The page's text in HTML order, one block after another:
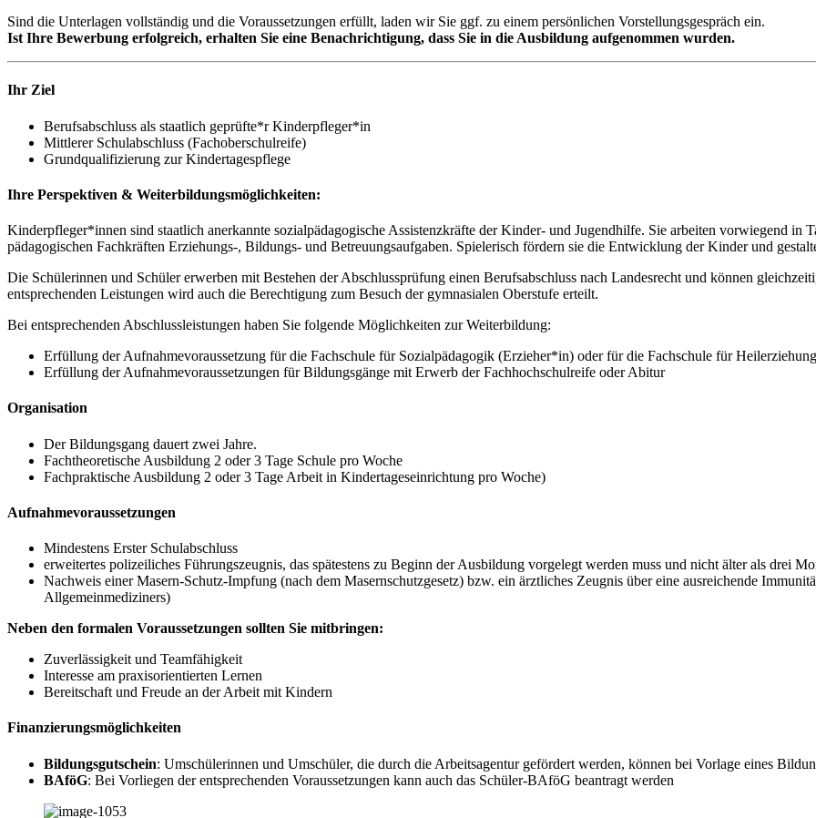
Sind die Unterlagen vollständig und die Voraussetzungen erfüllt, laden wir Sie ggf. zu einem persönlichen Vorstellungsgespräch ein.
Ist Ihre Bewerbung erfolgreich, erhalten Sie eine Benachrichtigung, dass Sie in die Ausbildung aufgenommen wurden.
Ihr Ziel
Berufsabschluss als staatlich geprüfte*r Kinderpfleger*in
Mittlerer Schulabschluss (Fachoberschulreife)
Grundqualifizierung zur Kindertagespflege
Ihre Perspektiven & Weiterbildungsmöglichkeiten:
Kinderpfleger*innen sind staatlich anerkannte sozialpädagogische Assistenzkräfte der Kinder- und Jugendhilfe. Sie arbeiten vorwiegend in
pädagogischen Fachkräften Erziehungs-, Bildungs- und Betreuungsaufgaben. Spielerisch fördern sie die Entwicklung der Kinder und
Die Schülerinnen und Schüler erwerben mit Bestehen der Abschlussprüfung einen Berufsabschluss nach Landesrecht und können
entsprechenden Leistungen wird auch die Berechtigung zum Besuch der gymnasialen Oberstufe erteilt.
Bei entsprechenden Abschlussleistungen haben Sie folgende Möglichkeiten zur Weiterbildung:
Erfüllung der Aufnahmevoraussetzung für die Fachschule für Sozialpädagogik (Erzieher*in) oder für die Fachschule für
Erfüllung der Aufnahmevoraussetzungen für Bildungsgänge mit Erwerb der Fachhochschulreife oder Abitur
Organisation
Der Bildungsgang dauert zwei Jahre.
Fachtheoretische Ausbildung 2 oder 3 Tage Schule pro Woche
Fachpraktische Ausbildung 2 oder 3 Tage Arbeit in Kindertageseinrichtung pro Woche)
Aufnahmevoraussetzungen
Mindestens Erster Schulabschluss
erweitertes polizeiliches Führungszeugnis, das spätestens zu Beginn der Ausbildung vorgelegt werden muss und nicht älter als drei
Nachweis einer Masern-Schutz-Impfung (nach dem Masernschutzgesetz) bzw. ein ärztliches Zeugnis über eine ausreichende
Allgemeinmediziners)
Neben den formalen Voraussetzungen sollten Sie mitbringen:
Zuverlässigkeit und Teamfähigkeit
Interesse am praxisorientierten Lernen
Bereitschaft und Freude an der Arbeit mit Kindern
Finanzierungsmöglichkeiten
Bildungsgutschein: Umschülerinnen und Umschüler, die durch die Arbeitsagentur gefördert werden, können bei Vorlage eines
BAföG: Bei Vorliegen der entsprechenden Voraussetzungen kann auch das Schüler-BAföG beantragt werden